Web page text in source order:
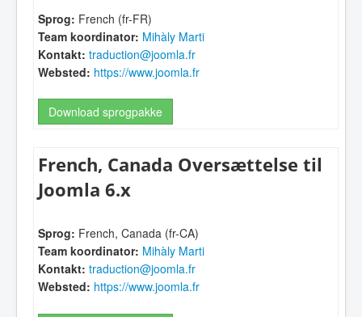
Sprog: French (fr-FR)
Team koordinator: Mihàly Marti
Kontakt: traduction@joomla.fr
Websted: https://www.joomla.fr
Download sprogpakke
French, Canada Oversættelse til
Joomla 6.x
Sprog: French, Canada (fr-CA)
Team koordinator: Mihàly Marti
Kontakt: traduction@joomla.fr
Websted: https://www.joomla.fr